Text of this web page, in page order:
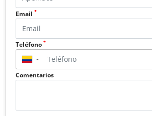
Email *
Teléfono *
▼
Comentarios